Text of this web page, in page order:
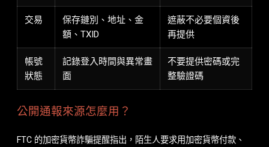
交易
保存鏈別、地址、金
額、TXID
遮蔽不必要個資後
再提供
帳號
狀態
記錄登入時間與異常畫
面
不要提供密碼或完
整驗證碼
公開通報來源怎麼用？
FTC 的加密貨幣詐騙提醒指出，陌生人要求用加密貨幣付款、